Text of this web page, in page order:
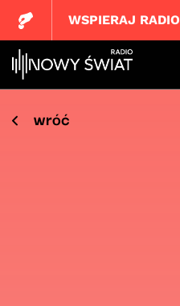
WSPIERAJ RADIO
wróć